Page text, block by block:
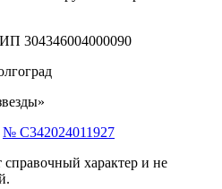
304346004000090
№ С342024011927
характер и не